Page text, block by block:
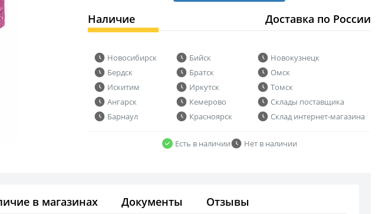
Наличие Доставка по России
Новосибирск
Бердск
Искитим
Ангарск
Барнаул
Бийск
Братск
Иркутск
Кемерово
Красноярск
Новокузнецк
Омск
Томск
Склады поставщика
Склад интернет-магазина
Есть в наличии
Нет в наличии
в магазинах Документы Отзывы